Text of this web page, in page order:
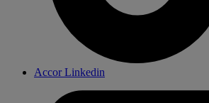
Accor Linkedin